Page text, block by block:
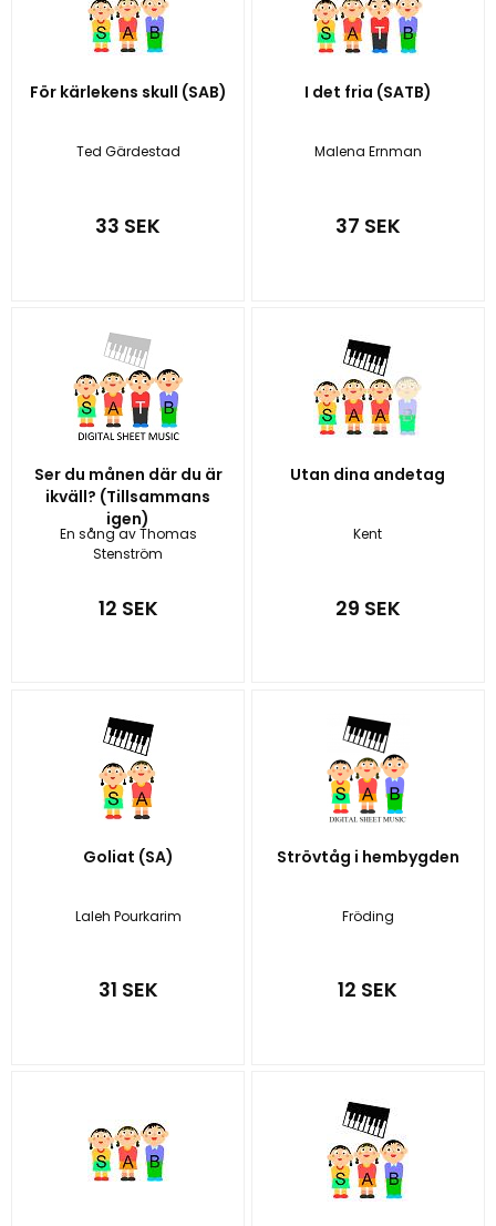
För kärlekens skull (SAB)
Ted Gärdestad
33 SEK
I det fria (SATB)
Malena Ernman
37 SEK
Ser du månen där du är
ikväll? (Tillsammans
igen)
En sång av Thomas
Stenström
12 SEK
Utan dina andetag
Kent
29 SEK
Goliat (SA)
Laleh Pourkarim
31 SEK
Strövtåg i hembygden
Fröding
12 SEK